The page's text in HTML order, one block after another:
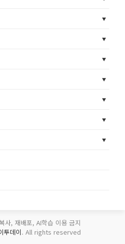
사, 재배포, AI학습 이용 금지
투데이. All rights reserved